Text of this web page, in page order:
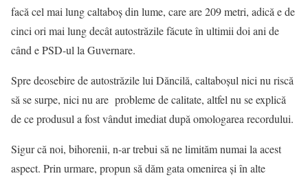
facă cel mai lung caltaboș din lume, care are 209 metri, adică e de
cinci ori mai lung decât autostrăzile făcute în ultimii doi ani de
când e PSD-ul la Guvernare.
Spre deosebire de autostrăzile lui Dăncilă, caltaboșul nici nu riscă
să se surpe, nici nu are probleme de calitate, altfel nu se explică
de ce produsul a fost vândut imediat după omologarea recordului.
Sigur că noi, bihorenii, n-ar trebui să ne limităm numai la acest
aspect. Prin urmare, propun să dăm gata omenirea și în alte